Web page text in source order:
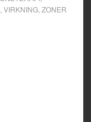
VIRKNING, ZONER